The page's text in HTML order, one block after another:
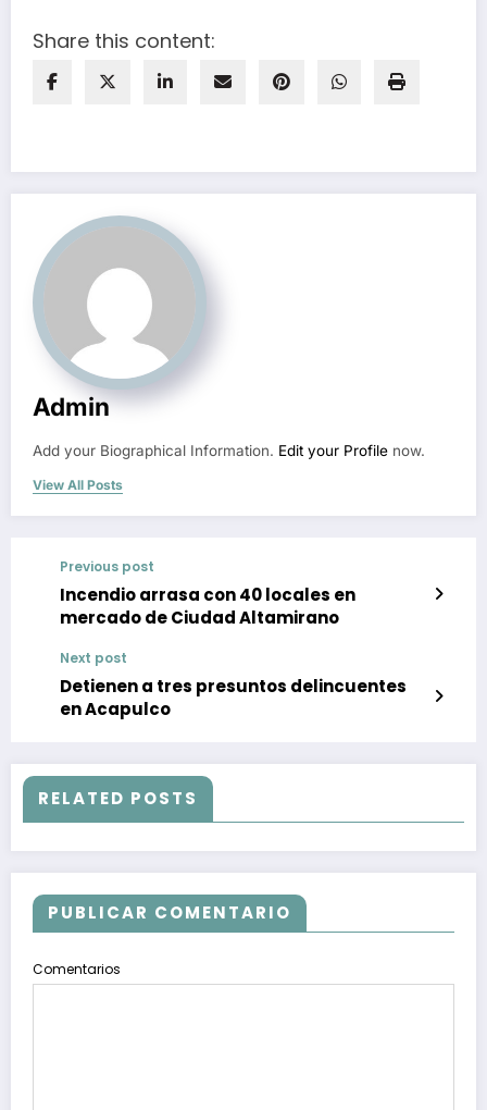
Share this content:
Admin
Add your Biographical Information. Edit your Profile now.
View All Posts
Previous post
Incendio arrasa con 40 locales en
mercado de Ciudad Altamirano
Next post
Detienen a tres presuntos delincuentes
en Acapulco
RELATED POSTS
PUBLICAR COMENTARIO
Comentarios